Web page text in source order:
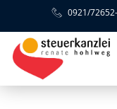
0921/